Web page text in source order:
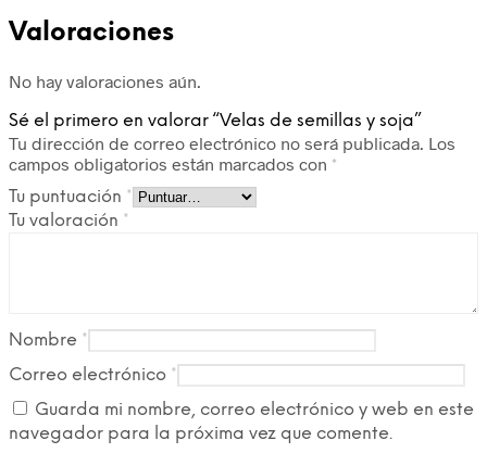
Valoraciones
No hay valoraciones aún.
Sé el primero en valorar “Velas de semillas y soja”
Tu dirección de correo electrónico no será publicada. Los
campos obligatorios están marcados con *
Tu puntuación *
Tu valoración *
Nombre *
Correo electrónico *
Guarda mi nombre, correo electrónico y web en este
navegador para la próxima vez que comente.